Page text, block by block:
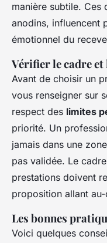
manière subtile. Ces
anodins, influencent
émotionnel du
Vérifier le cadre
Avant de choisir un
vous renseigner sur
respect des limites
priorité. Un
jamais dans une
pas validée. Le
prestations doivent
proposition allant
Les bonnes
Voici quelques